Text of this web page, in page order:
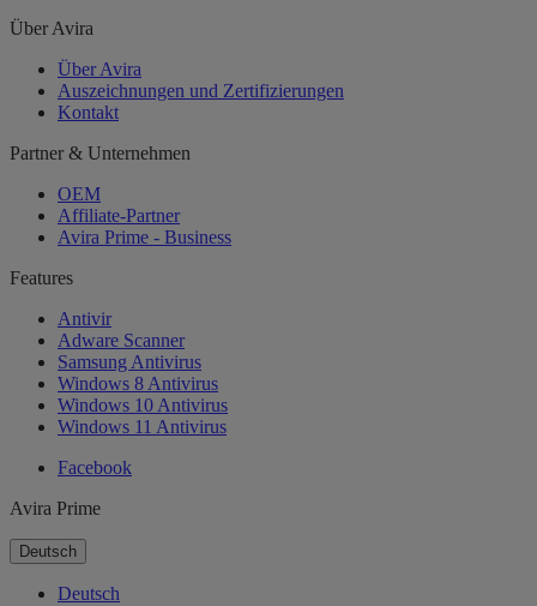
Über Avira
Über Avira
Auszeichnungen und Zertifizierungen
Kontakt
Partner & Unternehmen
OEM
Affiliate-Partner
Avira Prime - Business
Features
Antivir
Adware Scanner
Samsung Antivirus
Windows 8 Antivirus
Windows 10 Antivirus
Windows 11 Antivirus
Facebook
Avira Prime
Deutsch
Deutsch